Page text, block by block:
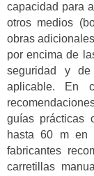
capacidad para
otros medios
obras
por encima de
seguridad y
aplicable. En
guías prácticas
hasta 60 m en
fabricantes
carretillas